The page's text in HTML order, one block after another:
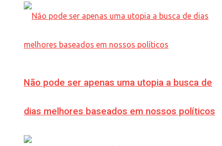
Não pode ser apenas uma utopia a busca de
dias melhores baseados em nossos políticos